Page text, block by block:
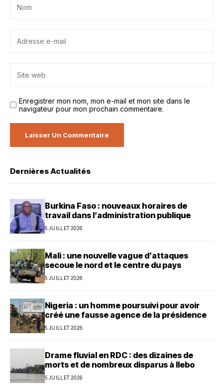
Enregistrer mon nom, mon e-mail et mon site dans le
navigateur pour mon prochain commentaire.
Dernières Actualités
Burkina Faso : nouveaux horaires de
travail dans l’administration publique
5 JUILLET 2026
Mali : une nouvelle vague d’attaques
secoue le nord et le centre du pays
5 JUILLET 2026
Nigeria : un homme poursuivi pour avoir
créé une fausse agence de la présidence
5 JUILLET 2026
Drame fluvial en RDC : des dizaines de
morts et de nombreux disparus à Ilebo
5 JUILLET 2026